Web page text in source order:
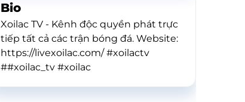
Bio
Xoilac TV - Kênh độc quyền phát trực
tiếp tất cả các trận bóng đá. Website:
https://livexoilac.com/ #xoilactv
##xoilac_tv #xoilac